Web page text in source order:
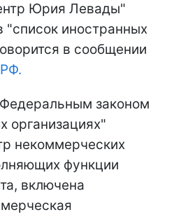
Юрия Левады"
иностранных
в сообщении
законом
организациях"
некоммерческих
функции
включена